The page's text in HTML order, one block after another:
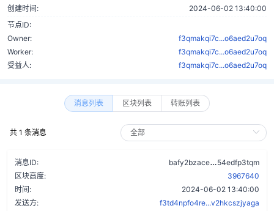
创建时间:
2024-06-02 13:40:00
节点ID:
Owner:
f3qmakqi7c...o6aed2u7oq
Worker:
f3qmakqi7c...o6aed2u7oq
受益人:
f3qmakqi7c...o6aed2u7oq
消息列表 区块列表 转账列表
共 1 条消息
消息ID: bafy2bzace
54edfp3tqm
区块高度:
3967640
时间:
2024-06-02 13:40:00
发送方:
f3td4npfo4re...v2hkcszjyaga